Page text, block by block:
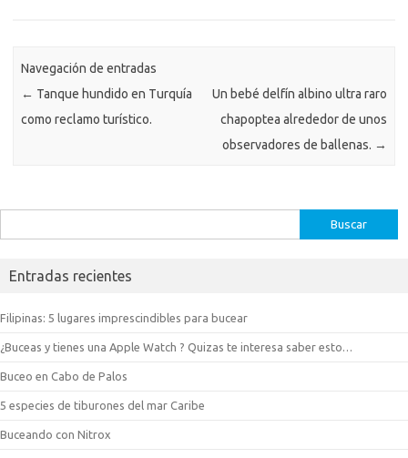
Navegación de entradas
← Tanque hundido en Turquía
como reclamo turístico.
Un bebé delfín albino ultra raro
chapoptea alrededor de unos
observadores de ballenas. →
Entradas recientes
Filipinas: 5 lugares imprescindibles para bucear
¿Buceas y tienes una Apple Watch ? Quizas te interesa saber esto…
Buceo en Cabo de Palos
5 especies de tiburones del mar Caribe
Buceando con Nitrox